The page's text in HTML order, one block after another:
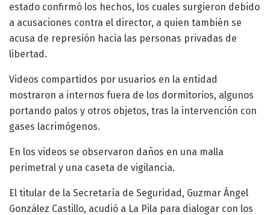
estado confirmó los hechos, los cuales surgieron debido
a acusaciones contra el director, a quien también se
acusa de represión hacia las personas privadas de
libertad.
Videos compartidos por usuarios en la entidad
mostraron a internos fuera de los dormitorios, algunos
portando palos y otros objetos, tras la intervención con
gases lacrimógenos.
En los videos se observaron daños en una malla
perimetral y una caseta de vigilancia.
El titular de la Secretaría de Seguridad, Guzmar Ángel
González Castillo, acudió a La Pila para dialogar con los